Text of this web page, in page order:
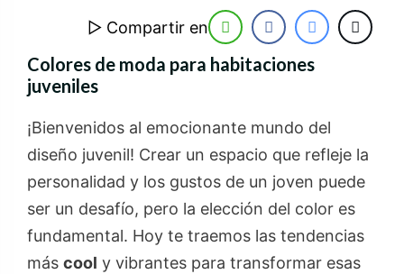
▷ Compartir en
Colores de moda para habitaciones
juveniles
¡Bienvenidos al emocionante mundo del
diseño juvenil! Crear un espacio que refleje la
personalidad y los gustos de un joven puede
ser un desafío, pero la elección del color es
fundamental. Hoy te traemos las tendencias
más cool y vibrantes para transformar esas